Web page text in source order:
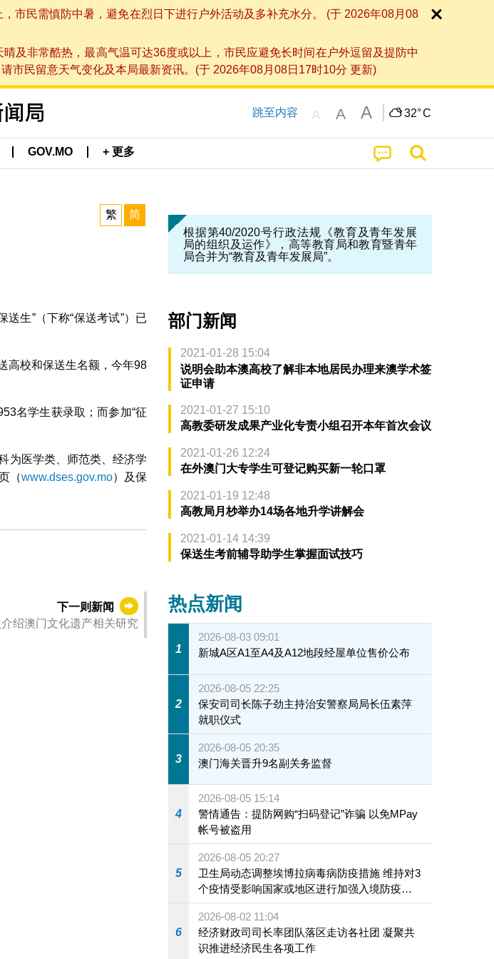
市民需慎防中暑，避免在烈日下进行户外活动及多补充水分。 (于 2026年08月08
及非常酷热，最高气温可达36度或以上，市民应避免长时间在户外逗留及提防中
市民留意天气变化及本局最新资讯。(于 2026年08月08日17时10分 更新)
跳至内容 A A A 32°C
GOV.MO + 更多
繁 简
生”（下称“保送考试”）已
高校和保送生名额，今年98
名学生获录取；而参加“征
为医学类、师范类、经济学
（www.dses.gov.mo）及保
下一则新闻
绍澳门文化遗产相关研究
根据第40/2020号行政法规《教育及青年发展
局的组织及运作》，高等教育局和教育暨青年
局合并为“教育及青年发展局”。
部门新闻
2021-01-28 15:04
说明会助本澳高校了解非本地居民办理来澳学术签
证申请
2021-01-27 15:10
高教委研发成果产业化专责小组召开本年首次会议
2021-01-26 12:24
在外澳门大专学生可登记购买新一轮口罩
2021-01-19 12:48
高教局月杪举办14场各地升学讲解会
2021-01-14 14:39
保送生考前辅导助学生掌握面试技巧
热点新闻
1
2026-08-03 09:01
新城A区A1至A4及A12地段经屋单位售价公布
2
2026-08-05 22:25
保安司司长陈子劲主持治安警察局局长伍素萍
就职仪式
3
2026-08-05 20:35
澳门海关晋升9名副关务监督
4
2026-08-05 15:14
警情通告：提防网购“扫码登记”诈骗 以免MPay
帐号被盗用
5
2026-08-05 20:27
卫生局动态调整埃博拉病毒病防疫措施 维持对3
个疫情受影响国家或地区进行加强入境防疫措
施
6
2026-08-02 11:04
经济财政司司长率团队落区走访各社团 凝聚共
识推进经济民生各项工作